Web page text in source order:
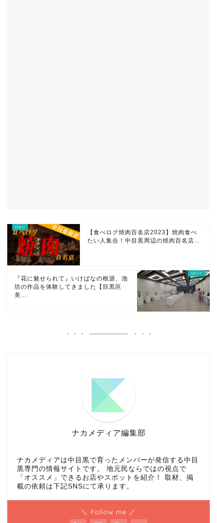
【食べログ焼肉百名店2023】焼肉食べ
たい人集合！中目黒周辺の焼肉百名店...
『花に魅せられて』いけばなの根源、池
坊の作品を体験してきました【目黒区
美...
ナカメディア編集部
ナカメディアは中目黒で育ったメンバーが発信する中目
黒専門の情報サイトです。 地元民ならではの視点で
「オススメ」できるお店やスポットを紹介！ 取材、掲
載の依頼は下記SNSにて承ります。
＼ Follow me ／